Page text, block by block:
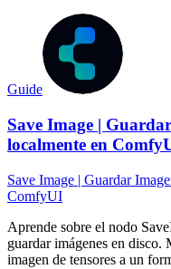
Guide
Save Image |
localmente en
Save Image | Guardar
ComfyUI
Aprende sobre el nodo
guardar imágenes en disco.
imagen de tensores a un